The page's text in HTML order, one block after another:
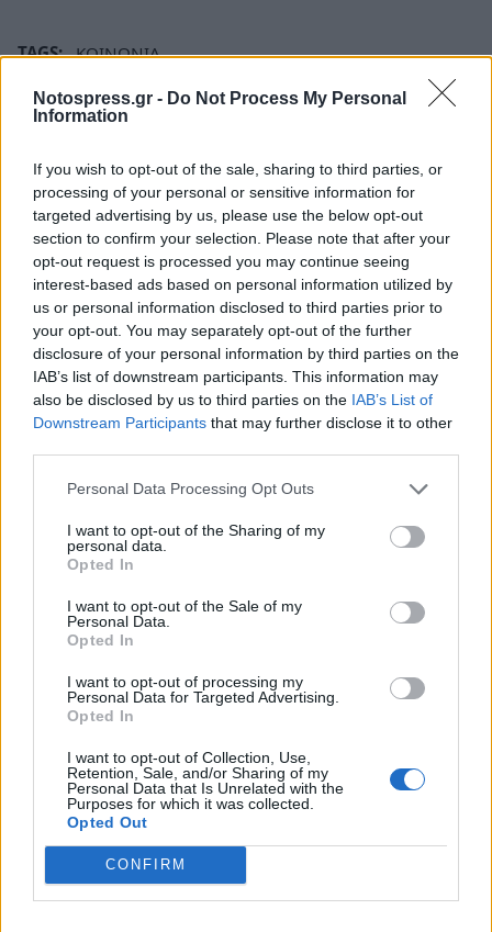
Notospress.gr - Do Not Process My Personal
Information
If you wish to opt-out of the sale, sharing to third parties, or
processing of your personal or sensitive information for
targeted advertising by us, please use the below opt-out
section to confirm your selection. Please note that after your
opt-out request is processed you may continue seeing
interest-based ads based on personal information utilized by
us or personal information disclosed to third parties prior to
your opt-out. You may separately opt-out of the further
disclosure of your personal information by third parties on the
IAB’s list of downstream participants. This information may
also be disclosed by us to third parties on the IAB’s List of
Downstream Participants that may further disclose it to other
Personal Data Processing Opt Outs
I want to opt-out of the Sharing of my
personal data.
Opted In
I want to opt-out of the Sale of my
Personal Data.
Opted In
I want to opt-out of processing my
Personal Data for Targeted Advertising.
Opted In
I want to opt-out of Collection, Use,
Retention, Sale, and/or Sharing of my
Personal Data that Is Unrelated with the
Purposes for which it was collected.
Opted Out
CONFIRM
TAGS: ΚΟΙΝΩΝΙΑ
Σχετικά Άρθρα